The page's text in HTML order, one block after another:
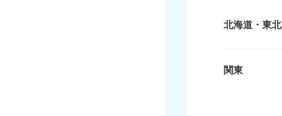
北海道・東北
関東